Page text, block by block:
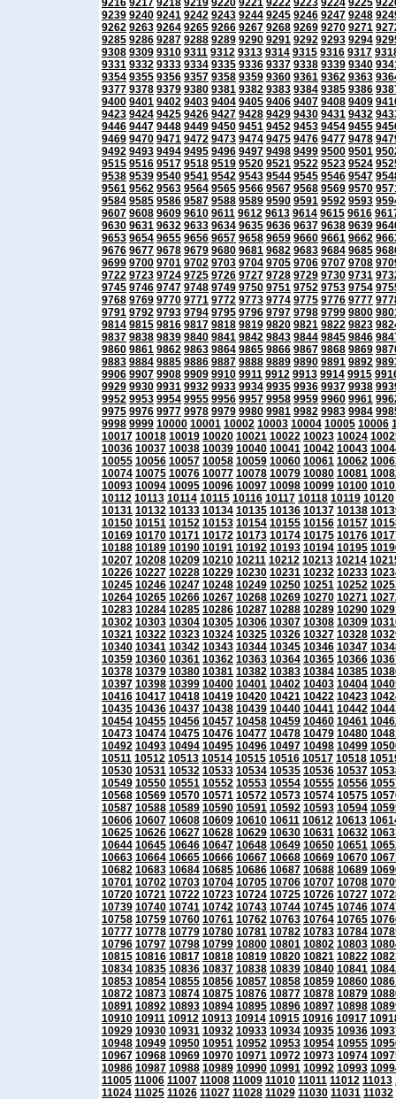
9216 9217 9218 9219 9220 9221 9222 9223 9224 9225
9239 9240 9241 9242 9243 9244 9245 9246 9247 9248
9262 9263 9264 9265 9266 9267 9268 9269 9270 9271
9285 9286 9287 9288 9289 9290 9291 9292 9293 9294
9308 9309 9310 9311 9312 9313 9314 9315 9316 9317
9331 9332 9333 9334 9335 9336 9337 9338 9339 9340
9354 9355 9356 9357 9358 9359 9360 9361 9362 9363
9377 9378 9379 9380 9381 9382 9383 9384 9385 9386
9400 9401 9402 9403 9404 9405 9406 9407 9408 9409
9423 9424 9425 9426 9427 9428 9429 9430 9431 9432
9446 9447 9448 9449 9450 9451 9452 9453 9454 9455
9469 9470 9471 9472 9473 9474 9475 9476 9477 9478
9492 9493 9494 9495 9496 9497 9498 9499 9500 9501
9515 9516 9517 9518 9519 9520 9521 9522 9523 9524
9538 9539 9540 9541 9542 9543 9544 9545 9546 9547
9561 9562 9563 9564 9565 9566 9567 9568 9569 9570
9584 9585 9586 9587 9588 9589 9590 9591 9592 9593
9607 9608 9609 9610 9611 9612 9613 9614 9615 9616
9630 9631 9632 9633 9634 9635 9636 9637 9638 9639
9653 9654 9655 9656 9657 9658 9659 9660 9661 9662
9676 9677 9678 9679 9680 9681 9682 9683 9684 9685
9699 9700 9701 9702 9703 9704 9705 9706 9707 9708
9722 9723 9724 9725 9726 9727 9728 9729 9730 9731
9745 9746 9747 9748 9749 9750 9751 9752 9753 9754
9768 9769 9770 9771 9772 9773 9774 9775 9776 9777
9791 9792 9793 9794 9795 9796 9797 9798 9799 9800
9814 9815 9816 9817 9818 9819 9820 9821 9822 9823
9837 9838 9839 9840 9841 9842 9843 9844 9845 9846
9860 9861 9862 9863 9864 9865 9866 9867 9868 9869
9883 9884 9885 9886 9887 9888 9889 9890 9891 9892
9906 9907 9908 9909 9910 9911 9912 9913 9914 9915
9929 9930 9931 9932 9933 9934 9935 9936 9937 9938
9952 9953 9954 9955 9956 9957 9958 9959 9960 9961
9975 9976 9977 9978 9979 9980 9981 9982 9983 9984
9998 9999 10000 10001 10002 10003 10004 10005 10006
10017 10018 10019 10020 10021 10022 10023 10024
10036 10037 10038 10039 10040 10041 10042 10043
10055 10056 10057 10058 10059 10060 10061 10062
10074 10075 10076 10077 10078 10079 10080 10081
10093 10094 10095 10096 10097 10098 10099 10100
10112 10113 10114 10115 10116 10117 10118 10119 10120
10131 10132 10133 10134 10135 10136 10137 10138
10150 10151 10152 10153 10154 10155 10156 10157
10169 10170 10171 10172 10173 10174 10175 10176
10188 10189 10190 10191 10192 10193 10194 10195
10207 10208 10209 10210 10211 10212 10213 10214
10226 10227 10228 10229 10230 10231 10232 10233
10245 10246 10247 10248 10249 10250 10251 10252
10264 10265 10266 10267 10268 10269 10270 10271
10283 10284 10285 10286 10287 10288 10289 10290
10302 10303 10304 10305 10306 10307 10308 10309
10321 10322 10323 10324 10325 10326 10327 10328
10340 10341 10342 10343 10344 10345 10346 10347
10359 10360 10361 10362 10363 10364 10365 10366
10378 10379 10380 10381 10382 10383 10384 10385
10397 10398 10399 10400 10401 10402 10403 10404
10416 10417 10418 10419 10420 10421 10422 10423
10435 10436 10437 10438 10439 10440 10441 10442
10454 10455 10456 10457 10458 10459 10460 10461
10473 10474 10475 10476 10477 10478 10479 10480
10492 10493 10494 10495 10496 10497 10498 10499
10511 10512 10513 10514 10515 10516 10517 10518
10530 10531 10532 10533 10534 10535 10536 10537
10549 10550 10551 10552 10553 10554 10555 10556
10568 10569 10570 10571 10572 10573 10574 10575
10587 10588 10589 10590 10591 10592 10593 10594
10606 10607 10608 10609 10610 10611 10612 10613
10625 10626 10627 10628 10629 10630 10631 10632
10644 10645 10646 10647 10648 10649 10650 10651
10663 10664 10665 10666 10667 10668 10669 10670
10682 10683 10684 10685 10686 10687 10688 10689
10701 10702 10703 10704 10705 10706 10707 10708
10720 10721 10722 10723 10724 10725 10726 10727
10739 10740 10741 10742 10743 10744 10745 10746
10758 10759 10760 10761 10762 10763 10764 10765
10777 10778 10779 10780 10781 10782 10783 10784
10796 10797 10798 10799 10800 10801 10802 10803
10815 10816 10817 10818 10819 10820 10821 10822
10834 10835 10836 10837 10838 10839 10840 10841
10853 10854 10855 10856 10857 10858 10859 10860
10872 10873 10874 10875 10876 10877 10878 10879
10891 10892 10893 10894 10895 10896 10897 10898
10910 10911 10912 10913 10914 10915 10916 10917
10929 10930 10931 10932 10933 10934 10935 10936
10948 10949 10950 10951 10952 10953 10954 10955
10967 10968 10969 10970 10971 10972 10973 10974
10986 10987 10988 10989 10990 10991 10992 10993
11005 11006 11007 11008 11009 11010 11011 11012 11013
11024 11025 11026 11027 11028 11029 11030 11031 11032